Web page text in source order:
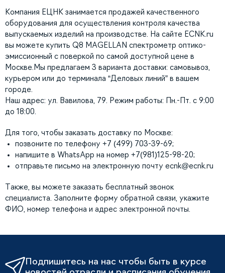
Компания ЕЦНК занимается продажей качественного
оборудования для осуществления контроля качества
выпускаемых изделий на производстве. На сайте ECNK.ru
вы можете купить Q8 MAGELLAN спектрометр оптико-
эмиссионный с поверкой по самой доступной цене в
Москве.Мы предлагаем 3 варианта доставки: самовывоз,
курьером или до терминала “Деловых линий” в вашем
городе.
Наш адрес: ул. Вавилова, 79. Режим работы: Пн.-Пт. с 9:00
до 18:00.
Для того, чтобы заказать доставку по Москве:
позвоните по телефону +7 (499) 703-39-69;
напишите в WhatsApp на номер +7(981)125-98-20;
отправьте письмо на электронную почту ecnk@ecnk.ru
Также, вы можете заказать бесплатный звонок
специалиста. Заполните форму обратной связи, укажите
ФИО, номер телефона и адрес электронной почты.
Подпишитесь на нас чтобы быть в курсе